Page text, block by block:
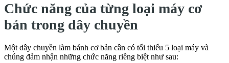
Chức năng của từng loại máy cơ
bản trong dây chuyền
Một dây chuyền làm bánh cơ bản cần có tối thiểu 5 loại máy và
chúng đảm nhận những chức năng riêng biệt như sau: